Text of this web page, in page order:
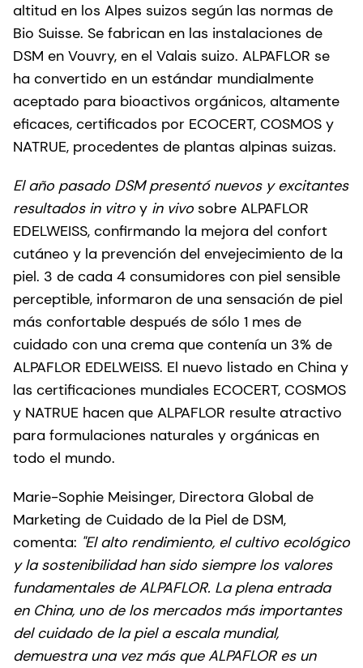
altitud en los Alpes suizos según las normas de
Bio Suisse. Se fabrican en las instalaciones de
DSM en Vouvry, en el Valais suizo. ALPAFLOR se
ha convertido en un estándar mundialmente
aceptado para bioactivos orgánicos, altamente
eficaces, certificados por ECOCERT, COSMOS y
NATRUE, procedentes de plantas alpinas suizas.
El año pasado DSM presentó nuevos y excitantes
resultados in vitro y in vivo sobre ALPAFLOR
EDELWEISS, confirmando la mejora del confort
cutáneo y la prevención del envejecimiento de la
piel. 3 de cada 4 consumidores con piel sensible
perceptible, informaron de una sensación de piel
más confortable después de sólo 1 mes de
cuidado con una crema que contenía un 3% de
ALPAFLOR EDELWEISS. El nuevo listado en China y
las certificaciones mundiales ECOCERT, COSMOS
y NATRUE hacen que ALPAFLOR resulte atractivo
para formulaciones naturales y orgánicas en
todo el mundo.
Marie-Sophie Meisinger, Directora Global de
Marketing de Cuidado de la Piel de DSM,
comenta: "El alto rendimiento, el cultivo ecológico
y la sostenibilidad han sido siempre los valores
fundamentales de ALPAFLOR. La plena entrada
en China, uno de los mercados más importantes
del cuidado de la piel a escala mundial,
demuestra una vez más que ALPAFLOR es un